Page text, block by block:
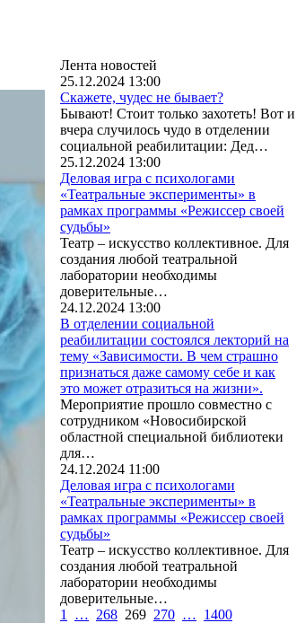
Лента новостей
25.12.2024 13:00
Скажете, чудес не бывает?
Бывают! Стоит только захотеть! Вот и
вчера случилось чудо в отделении
социальной реабилитации: Дед…
25.12.2024 13:00
Деловая игра с психологами
«Театральные эксперименты» в
рамках программы «Режиссер своей
судьбы»
Театр – искусство коллективное. Для
создания любой театральной
лаборатории необходимы
доверительные…
24.12.2024 13:00
В отделении социальной
реабилитации состоялся лекторий на
тему «Зависимости. В чем страшно
признаться даже самому себе и как
это может отразиться на жизни».
Мероприятие прошло совместно с
сотрудником «Новосибирской
областной специальной библиотеки
для…
24.12.2024 11:00
Деловая игра с психологами
«Театральные эксперименты» в
рамках программы «Режиссер своей
судьбы»
Театр – искусство коллективное. Для
создания любой театральной
лаборатории необходимы
доверительные…
1
… 268 269 270 … 1400